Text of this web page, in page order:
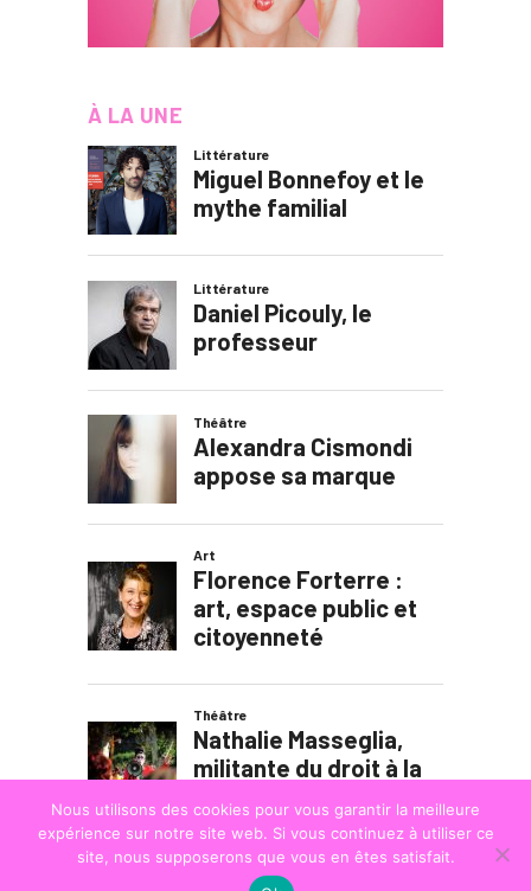
À LA UNE
Nous utilisons des cookies pour vous garantir la meilleure
expérience sur notre site web. Si vous continuez à utiliser ce
site, nous supposerons que vous en êtes satisfait.